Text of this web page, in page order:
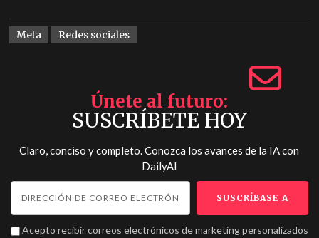
Meta Redes sociales
Únete al futuro
SUSCRÍBETE HOY
Claro, conciso y completo. Conozca los avances de la IA con
DailyAI
Acepto recibir correos electrónicos de marketing personalizados